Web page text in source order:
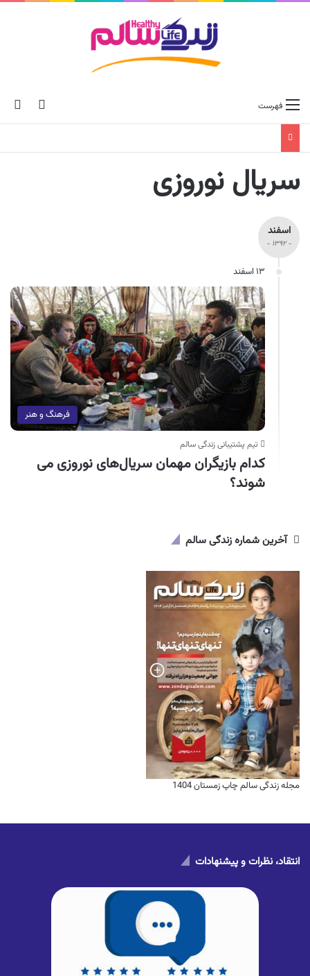
skin فهرست
سریال نوروزی
اسفند
- ۱۳۹۲ -
۱۳ اسفند
فرهنگ و هنر
تیم پشتیبانی زندگی سالم
کدام بازیگران مهمان سریال‌های نوروزی می
شوند؟
آخرین شماره زندگی سالم
مجله زندگی سالم چاپ زمستان 1404
انتقاد، نظرات و پیشنهادات